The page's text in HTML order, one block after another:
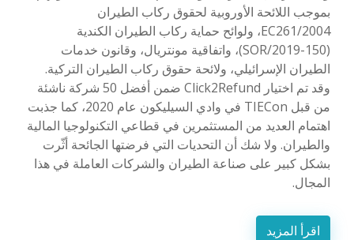
بموجب اللائحة الأوروبية لحقوق ركاب الطيران
EC261/2004، ولوائح حماية ركاب الطيران الكندية
(SOR/2019-150)، واتفاقية مونتريال، وقانون خدمات
الطيران الإسرائيلي، ولائحة حقوق ركاب الطيران التركية.
وقد تم اختيار Click2Refund ضمن أفضل 50 شركة ناشئة
من قبل TIECon في وادي السيليكون عام 2020، كما جذبت
اهتمام العديد من المستثمرين في قطاعي التكنولوجيا المالية
والطيران. ولا شك أن التحديات التي فرضتها الجائحة أثّرت
بشكل كبير على صناعة الطيران والشركات العاملة في هذا
المجال.
اقرأ المزيد